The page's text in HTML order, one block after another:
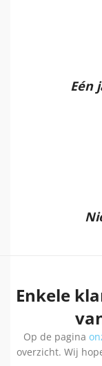
Eén
Enkele
Op de pagina
overzicht. Wij